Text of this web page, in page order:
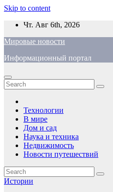
Skip to content
Чт. Авг 6th, 2026
Мировые новости
Информационный портал
Технологии
В мире
Дом и сад
Наука и техника
Недвижимость
Новости путешествий
Истории